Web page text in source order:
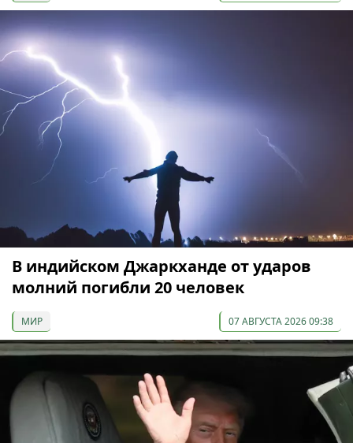
В индийском Джаркханде от ударов
молний погибли 20 человек
МИР 07 АВГУСТА 2026 09:38